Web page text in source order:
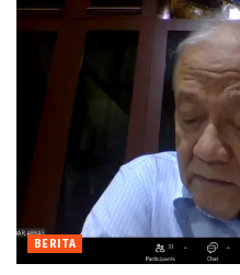
BERITA